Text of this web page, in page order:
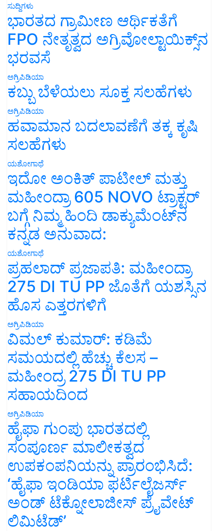
ಸುದ್ದಿಗಳು
ಭಾರತದ ಗ್ರಾಮೀಣ ಆರ್ಥಿಕತೆಗೆ
FPO ನೇತೃತ್ವದ ಅಗ್ರಿವೋಲ್ಟಾಯಿಕ್ಸ್‌ನ
ಭರವಸೆ
ಅಗ್ರಿಪಿಡಿಯಾ
ಕಬ್ಬು ಬೆಳೆಯಲು ಸೂಕ್ತ ಸಲಹೆಗಳು
ಅಗ್ರಿಪಿಡಿಯಾ
ಹವಾಮಾನ ಬದಲಾವಣೆಗೆ ತಕ್ಕ ಕೃಷಿ
ಸಲಹೆಗಳು
ಯಶೋಗಾಥೆ
ಇದೋ ಅಂಕಿತ್ ಪಾಟೀಲ್ ಮತ್ತು
ಮಹೀಂದ್ರಾ 605 NOVO ಟ್ರಾಕ್ಟರ್
ಬಗ್ಗೆ ನಿಮ್ಮ ಹಿಂದಿ ಡಾಕ್ಯುಮೆಂಟ್‌ನ
ಕನ್ನಡ ಅನುವಾದ:
ಯಶೋಗಾಥೆ
ಪ್ರಹಲಾದ್ ಪ್ರಜಾಪತಿ: ಮಹೀಂದ್ರಾ
275 DI TU PP ಜೊತೆಗೆ ಯಶಸ್ಸಿನ
ಹೊಸ ಎತ್ತರಗಳಿಗೆ
ಅಗ್ರಿಪಿಡಿಯಾ
ವಿಮಲ್ ಕುಮಾರ್: ಕಡಿಮೆ
ಸಮಯದಲ್ಲಿ ಹೆಚ್ಚು ಕೆಲಸ –
ಮಹೀಂದ್ರ 275 DI TU PP
ಸಹಾಯದಿಂದ
ಅಗ್ರಿಪಿಡಿಯಾ
ಹೈಫಾ ಗುಂಪು ಭಾರತದಲ್ಲಿ
ಸಂಪೂರ್ಣ ಮಾಲೀಕತ್ವದ
ಉಪಕಂಪನಿಯನ್ನು ಪ್ರಾರಂಭಿಸಿದೆ:
‘ಹೈಫಾ ಇಂಡಿಯಾ ಫರ್ಟಿಲೈಜರ್ಸ್
ಅಂಡ್ ಟೆಕ್ನೋಲಾಜೀಸ್ ಪ್ರೈವೇಟ್
ಲಿಮಿಟೆಡ್’